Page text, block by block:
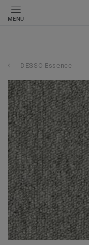
MENU
DESSO Essence